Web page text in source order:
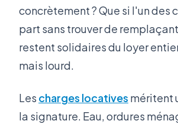
concrètement ? Que si l'un des
part sans trouver de
restent solidaires du loyer
mais lourd.
Les charges locatives méritent
la signature. Eau, ordures